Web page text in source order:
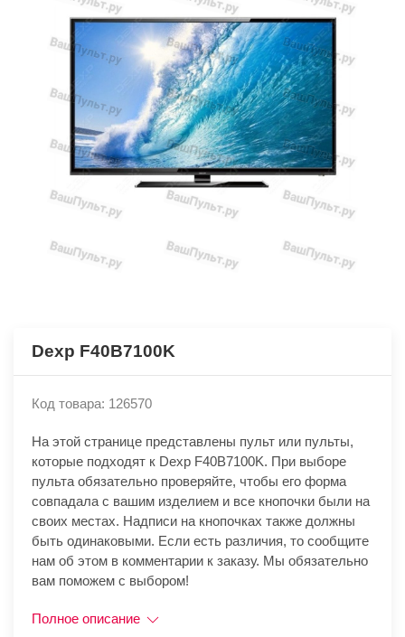
Dexp F40B7100K
Код товара: 126570
На этой странице представлены пульт или пульты,
которые подходят к Dexp F40B7100K. При выборе
пульта обязательно проверяйте, чтобы его форма
совпадала с вашим изделием и все кнопочки были на
своих местах. Надписи на кнопочках также должны
быть одинаковыми. Если есть различия, то сообщите
нам об этом в комментарии к заказу. Мы обязательно
вам поможем с выбором!
Полное описание